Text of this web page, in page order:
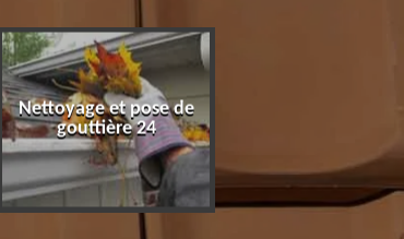
Nettoyage et pose de
gouttière 24